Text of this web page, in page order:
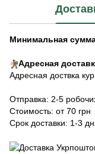
Минимальная сумма
Адресная
Адресная доствка
Отправка: 2-5
Стоимость: от 70 грн
Срок доставки: 1-3